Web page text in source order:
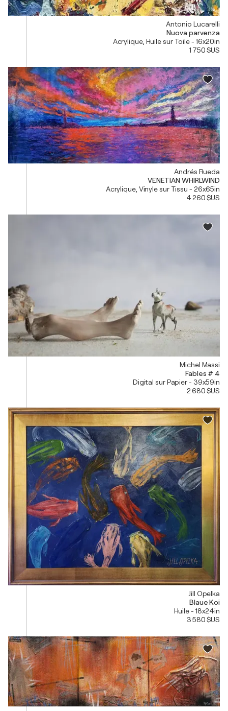
Antonio Lucarelli
Nuova parvenza
Acrylique, Huile sur Toile - 16x20in
1 750 $US
Andrés Rueda
VENETIAN WHIRLWIND
Acrylique, Vinyle sur Tissu - 26x65in
4 260 $US
Michel Massi
Fables # 4
Digital sur Papier - 39x59in
2 680 $US
Jill Opelka
Blaue Koi
Huile - 18x24in
3 580 $US